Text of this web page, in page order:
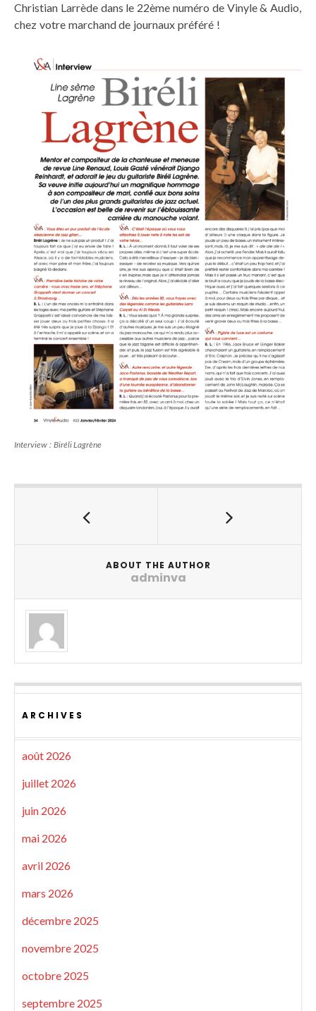
Christian Larrède dans le 22ème numéro de Vinyle & Audio,
chez votre marchand de journaux préféré !
Interview : Biréli Lagrène
ABOUT THE AUTHOR
adminva
ARCHIVES
août 2026
juillet 2026
juin 2026
mai 2026
avril 2026
mars 2026
décembre 2025
novembre 2025
octobre 2025
septembre 2025